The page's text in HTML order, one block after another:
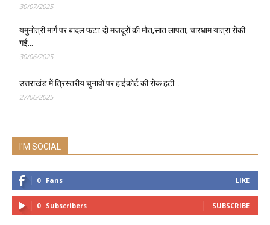
30/07/2025
यमुनोत्री मार्ग पर बादल फटा: दो मजदूरों की मौत,सात लापता, चारधाम यात्रा रोकी
गई…
30/06/2025
उत्तराखंड में त्रिस्तरीय चुनावों पर हाईकोर्ट की रोक हटी…
27/06/2025
I'M SOCIAL
0 Fans LIKE
0 Subscribers SUBSCRIBE